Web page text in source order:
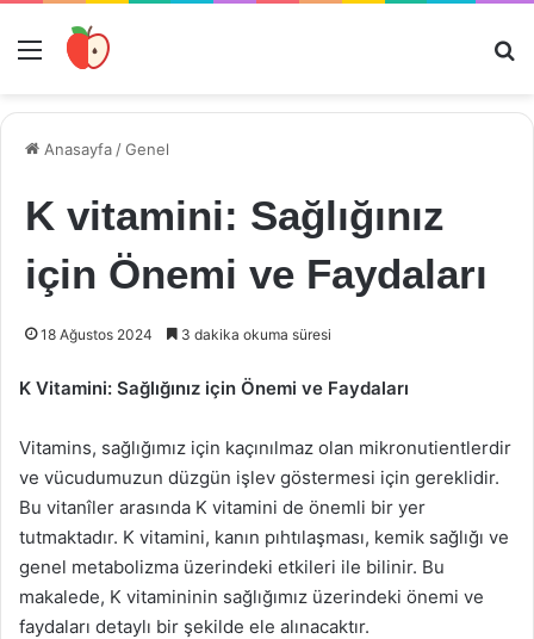
Menü
Anasayfa /Genel
K vitamini: Sağlığınız
için Önemi ve Faydaları
18 Ağustos 2024 3 dakika okuma süresi
K Vitamini: Sağlığınız için Önemi ve Faydaları
Vitamins, sağlığımız için kaçınılmaz olan mikronutientlerdir
ve vücudumuzun düzgün işlev göstermesi için gereklidir.
Bu vitanîler arasında K vitamini de önemli bir yer
tutmaktadır. K vitamini, kanın pıhtılaşması, kemik sağlığı ve
genel metabolizma üzerindeki etkileri ile bilinir. Bu
makalede, K vitamininin sağlığımız üzerindeki önemi ve
faydaları detaylı bir şekilde ele alınacaktır.